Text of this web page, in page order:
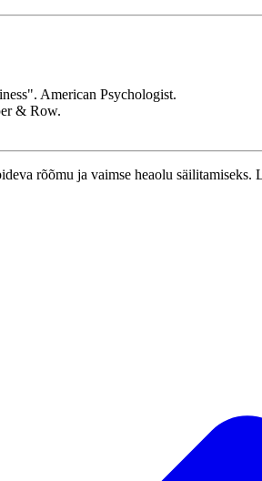
American Psychologist.
& Row.
rõõmu ja vaimse heaolu